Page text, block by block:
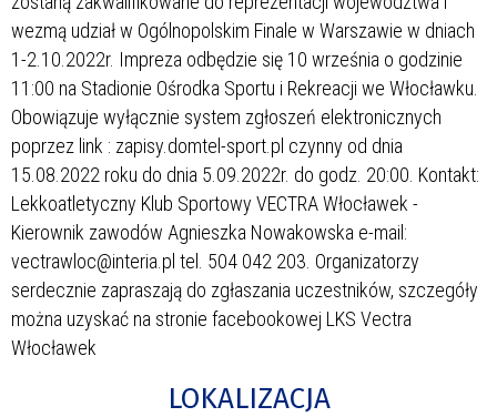
wezmą udział w Ogólnopolskim Finale w Warszawie w dniach
1-2.10.2022r. Impreza odbędzie się 10 września o godzinie
11:00 na Stadionie Ośrodka Sportu i Rekreacji we Włocławku.
Obowiązuje wyłącznie system zgłoszeń elektronicznych
poprzez link : zapisy.domtel-sport.pl czynny od dnia
15.08.2022 roku do dnia 5.09.2022r. do godz. 20:00. Kontakt:
Lekkoatletyczny Klub Sportowy VECTRA Włocławek -
Kierownik zawodów Agnieszka Nowakowska e-mail:
vectrawloc@interia.pl tel. 504 042 203. Organizatorzy
serdecznie zapraszają do zgłaszania uczestników, szczegóły
można uzyskać na stronie facebookowej LKS Vectra
Włocławek
LOKALIZACJA